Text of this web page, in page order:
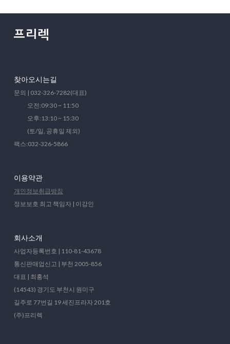
찾아오시는길
문의 | 032-326-7282(대표)
오전:09:30 ~ 11:50
오후:13:10 ~ 15:30
(토/일, 공휴일 제외)
팩스:032-326-5866
이용약관
개인정보취급방침
정보보호 최고 책임자 | 이강인
회사소개
사업자등록번호 | 110-81-43678
통신판매업신고 | 부천 2005-856
대표 | 최홍석
(14543) 경기도 부천시 원미구
길주로 77번길 19 세진프라자 201호
(주)프리렉